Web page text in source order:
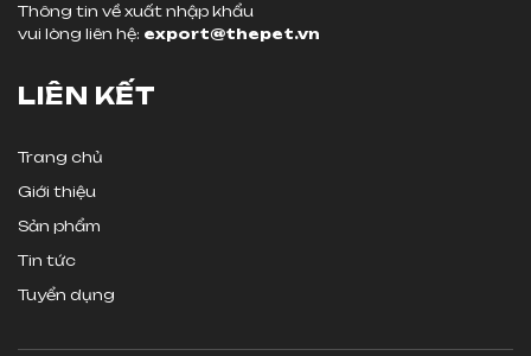
Thông tin về xuất nhập khẩu
vui lòng liên hệ: export@thepet.vn
LIÊN KẾT
Trang chủ
Giới thiệu
Sản phẩm
Tin tức
Tuyển dụng